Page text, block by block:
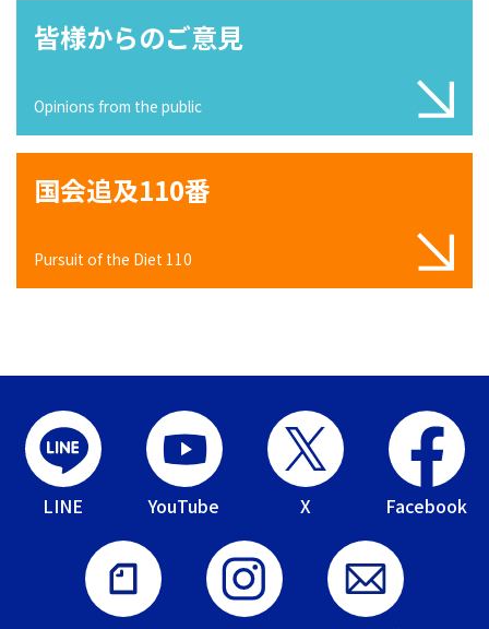
皆様からのご意見
Opinions from the public
国会追及110番
Pursuit of the Diet 110
LINE YouTube X Facebook